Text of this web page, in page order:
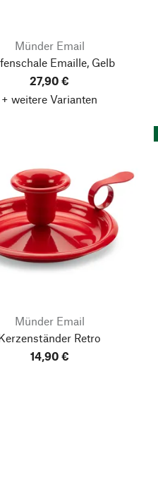
Münder Email
Emaille, Gelb
27,90 €
+ weitere Varianten
Münder Email
Retro
14,90 €